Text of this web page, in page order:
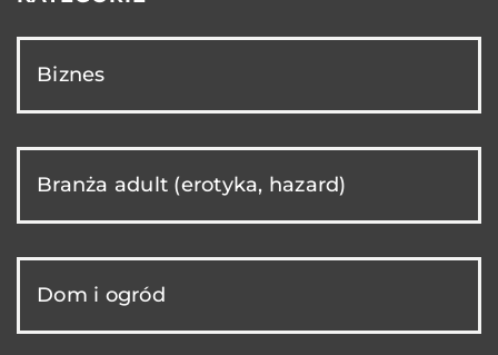
Biznes
Branża adult (erotyka, hazard)
Dom i ogród